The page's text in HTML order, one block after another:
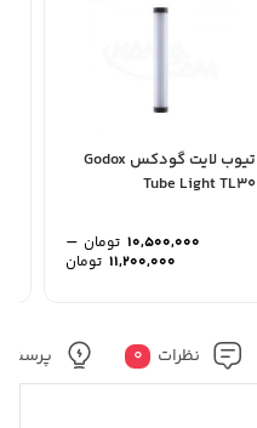
تیوب لایت گودکس Godox
Tube Light TL30
10,500,000 تومان –
11,200,000 تومان
نظرات 0 پرسش